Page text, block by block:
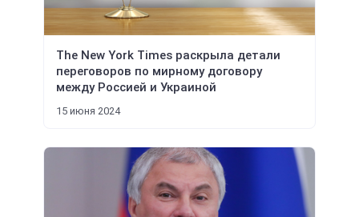
The New York Times раскрыла детали
переговоров по мирному договору
между Россией и Украиной
15 июня 2024